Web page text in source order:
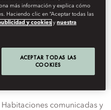
estilo y un
por lo que
de ciudad.
Habitaciones comunicadas y
más información y explica cómo
Haciendo clic en “Aceptar todas las
y cookies ynuestra
ACEPTAR TODAS LAS
COOKIES